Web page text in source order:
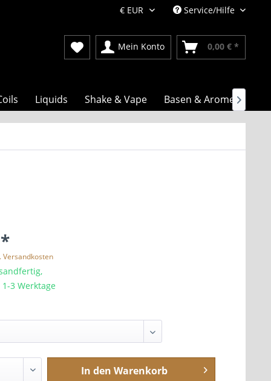
Service/Hilfe
Mein Konto 0,00 € *
Liquids Shake & Vape Basen & Aromen

Versandkosten
3 Werktage
In den Warenkorb